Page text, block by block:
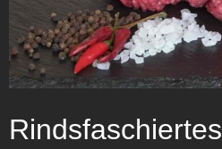
Rindsfaschiertes